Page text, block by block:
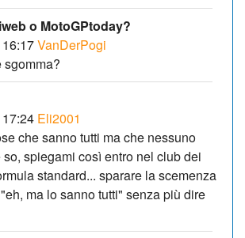
o MotoGPtoday?
VanDerPogi
sgomma?
Eli2001
che sanno tutti ma che nessuno
spiegami così entro nel club dei
standard... sparare la scemenza
ma lo sanno tutti" senza più dire